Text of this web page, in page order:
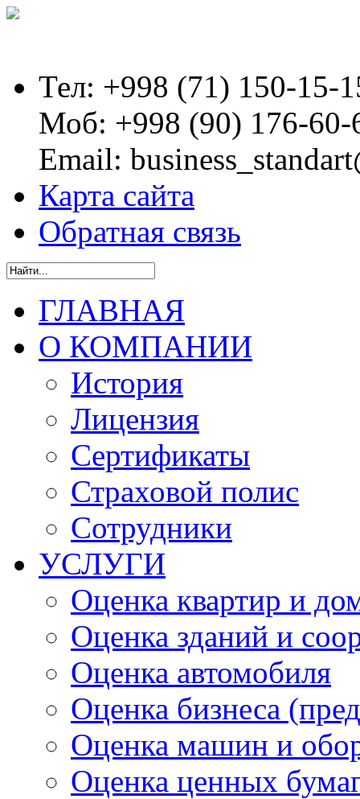
Тел: +998 (71) 150-15-
Моб: +998 (90) 176-60-
Email:
Карта сайта
Обратная связь
ГЛАВНАЯ
О КОМПАНИИ
История
Лицензия
Сертификаты
Страховой полис
Сотрудники
УСЛУГИ
Оценка квартир и
Оценка зданий и
Оценка автомобиля
Оценка бизнеса
Оценка машин и
Оценка ценных